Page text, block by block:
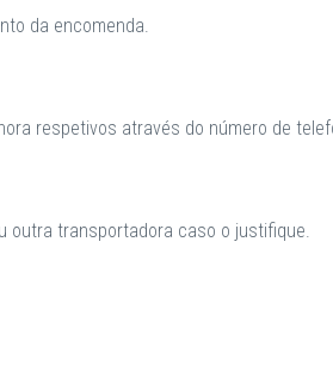
da encomenda.
respetivos através do número de
outra transportadora caso o justifique.